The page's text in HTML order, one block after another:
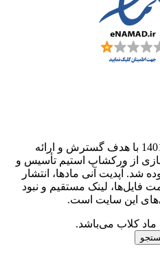
وبسایت مادکلاب در بهمن سال 1401 با هدف گسترش و ارائه
از ورکشاپ استیم تأسیس و
شد. آپدیت آنی مادها، انتشار
فایل‌ها، لینک مستقیم و نبود
این سایت است.
کلاب می‌باشد.